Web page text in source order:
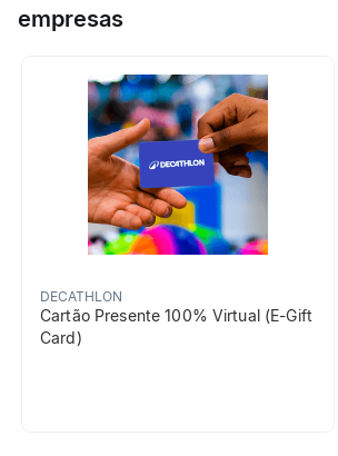
durante os teus passeios graças às duas
sola de borracha. A sola desencaixa-se
Esporte
Grupo de Esporte Montanha
beneficiosDoProduto
empresas
DECATHLON
Cartão Presente 100% Virtual (E-Gift
Card)